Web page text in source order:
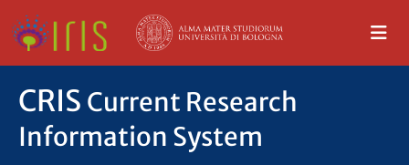
CRIS Current Research
Information System